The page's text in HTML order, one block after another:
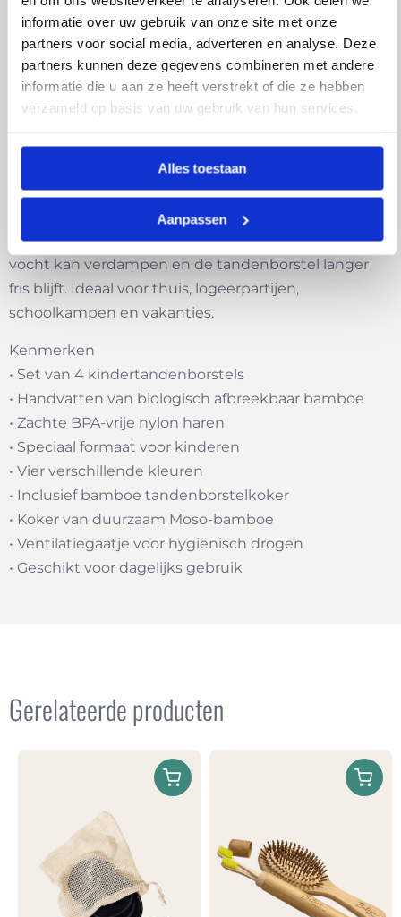
informatie over uw gebruik van onze site met onze
partners voor social media, adverteren en analyse. Deze
partners kunnen deze gegevens combineren met andere
informatie die u aan ze heeft verstrekt of die ze hebben
verzameld op basis van uw gebruik van hun services.
Alles toestaan
Aanpassen
een stevige bamboe koker om de tandenborstel
schoon en droog op te bergen. Een bewuste keuze
voor dagelijks gebruik én voor onderweg.
De tandenborstels zijn speciaal ontworpen voor
kleine handjes en voorzien van zachte, BPA-vrije
nylon haren die vriendelijk zijn voor het tandvlees en
het melkgebit. Dankzij de verschillende kleuren
heeft ieder kind eenvoudig zijn eigen borstel. De
bijpassende koker is gemaakt van duurzaam Moso-
bamboe en voorzien van een ventilatiegaatje, zodat
vocht kan verdampen en de tandenborstel langer
fris blijft. Ideaal voor thuis, logeerpartijen,
schoolkampen en vakanties.
Kenmerken
• Set van 4 kindertandenborstels
• Handvatten van biologisch afbreekbaar bamboe
• Zachte BPA-vrije nylon haren
• Speciaal formaat voor kinderen
• Vier verschillende kleuren
• Inclusief bamboe tandenborstelkoker
• Koker van duurzaam Moso-bamboe
• Ventilatiegaatje voor hygiënisch drogen
• Geschikt voor dagelijks gebruik
Gerelateerde producten